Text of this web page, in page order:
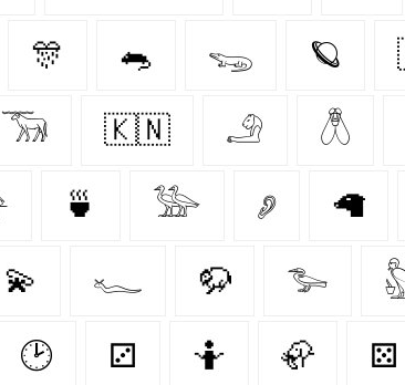
🎊 🐀 𓆌 🪐
𓃞 🇰🇳 𓄂 𓆦
🍵 𓅺 𓂈 🦙
💫 𓆑 🦬 𓅧
🕑 ⚂ 🤷 🦣 ⚄